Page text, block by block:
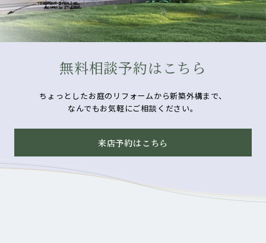
無料相談予約はこちら
ちょっとしたお庭のリフォームから新築外構まで、
なんでもお気軽にご相談ください。
来店予約はこちら